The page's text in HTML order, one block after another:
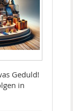
Geduld!
in